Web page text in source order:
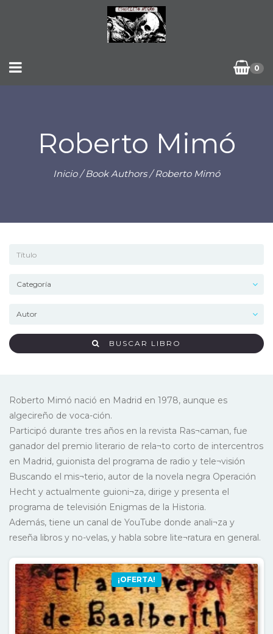
0
Roberto Mimó
Inicio/ Book Authors / Roberto Mimó
BUSCAR LIBRO
Roberto Mimó nació en Madrid en 1978, aunque es
algecireño de voca-ción.
Participó durante tres años en la revista Ras¬caman, fue
ganador del premio literario de rela¬to corto de intercentros
en Madrid, guionista del programa de radio y tele¬visión
Buscando el mis¬terio, autor de la novela negra Operación
Hecht y actualmente guioni¬za, dirige y presenta el
programa de televisión Enigmas de la Historia.
Además, tiene un canal de YouTube donde anali¬za y
reseña libros y no-velas, y habla sobre lite¬ratura en general.
¡OFERTA!